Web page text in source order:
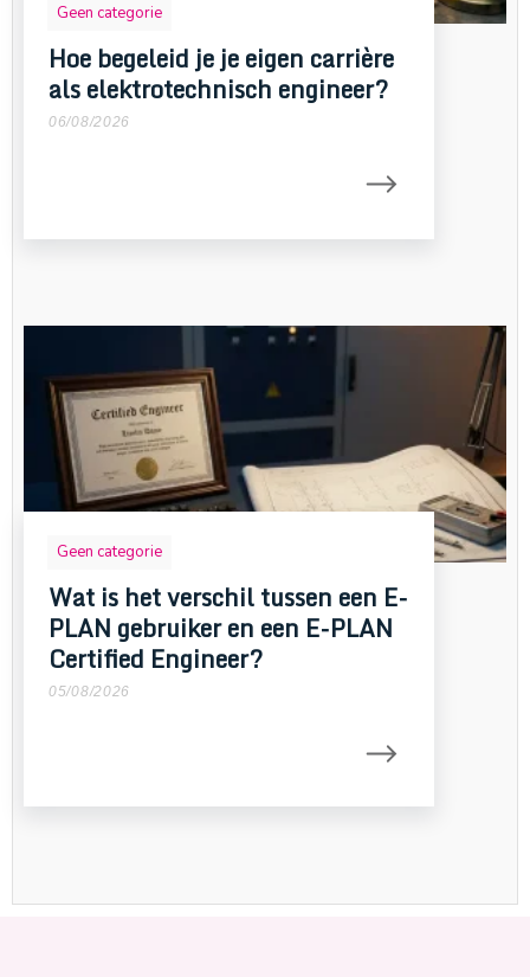
Geen categorie
Hoe begeleid je je eigen carrière
als elektrotechnisch engineer?
06/08/2026
Geen categorie
Wat is het verschil tussen een E-
PLAN gebruiker en een E-PLAN
Certified Engineer?
05/08/2026